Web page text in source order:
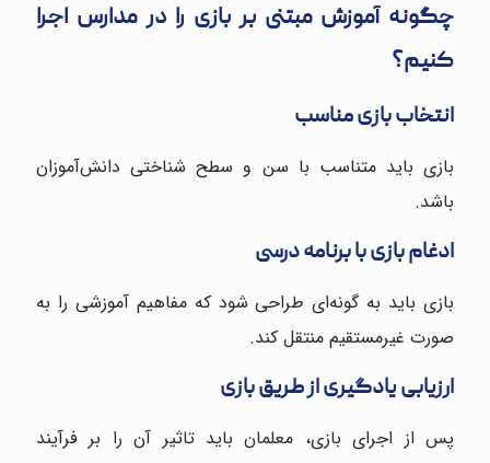
چگونه آموزش مبتنی بر بازی را در مدارس اجرا
کنیم؟
انتخاب بازی مناسب
بازی باید متناسب با سن و سطح شناختی دانش‌آموزان
باشد.
ادغام بازی با برنامه درسی
بازی باید به گونه‌ای طراحی شود که مفاهیم آموزشی را به
صورت غیرمستقیم منتقل کند.
ارزیابی یادگیری از طریق بازی
پس از اجرای بازی، معلمان باید تاثیر آن را بر فرآیند